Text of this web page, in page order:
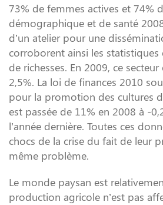
73% de femmes actives et 74%
démographique et de santé
d’un atelier pour une
corroborent ainsi les
de richesses. En 2009, ce
2,5%. La loi de finances 2010
pour la promotion des cultures
est passée de 11% en 2008 à -
l’année dernière. Toutes ces
chocs de la crise du fait de leur
même problème.
Le monde paysan est
production agricole n’est pas